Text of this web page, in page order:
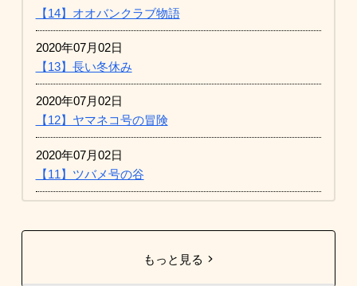
【14】オオバンクラブ物語
2020年07月02日
【13】長い冬休み
2020年07月02日
【12】ヤマネコ号の冒険
2020年07月02日
【11】ツバメ号の谷
もっと見る